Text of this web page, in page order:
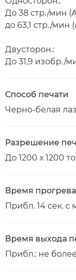
До 38 стр./мин
до 63,1 стр./мин
Двусторон.:
До 31,9 изобр./
Способ печати
Черно-белая
Разрешение
До 1200 х 1200
Время прогрева
Прибл. 14 сек.
Время выхода
Прибл.: не более